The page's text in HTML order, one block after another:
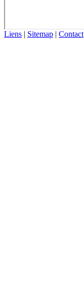
Liens | Sitemap | Contact